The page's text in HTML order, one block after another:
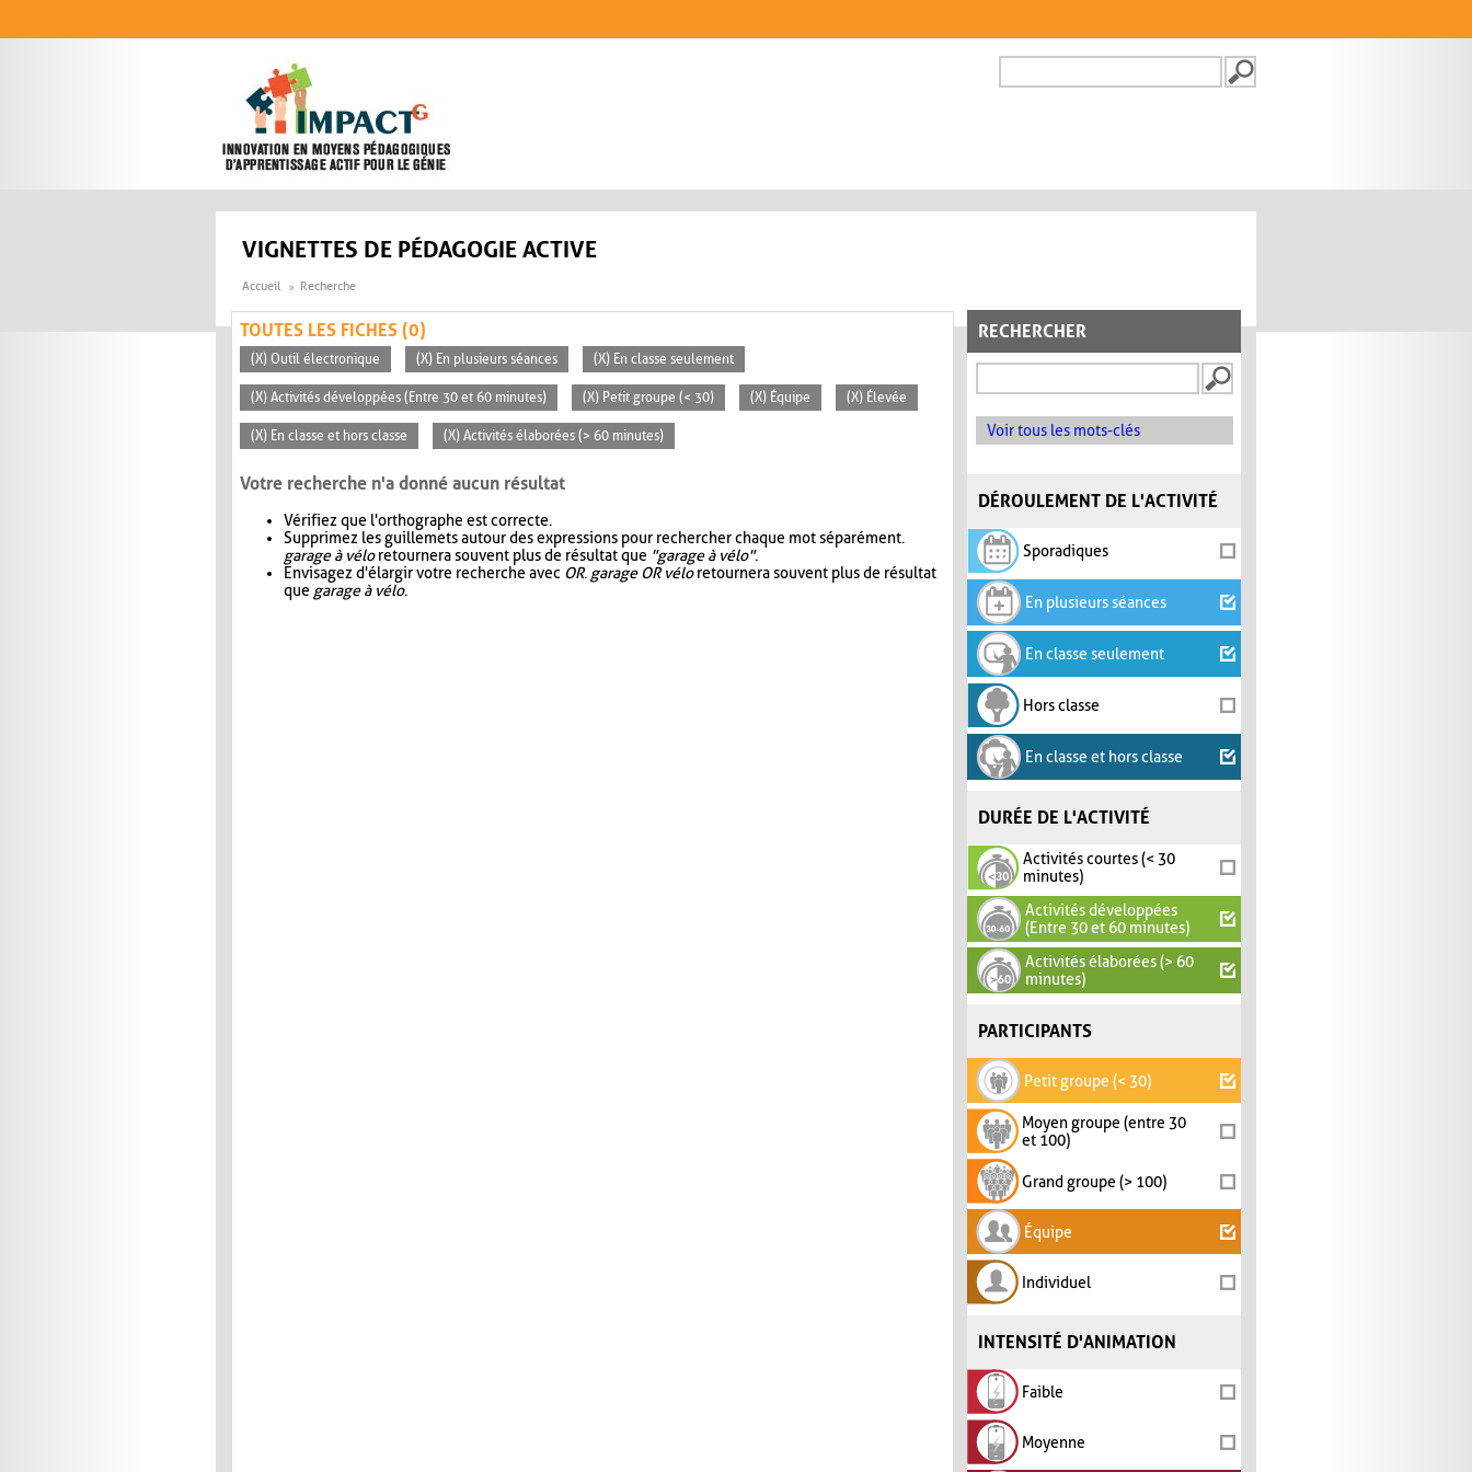
FORMULAIRE DE
VIGNETTES DE PÉDAGOGIE ACTIVE
Accueil Recherche
RECHERCHER
Voir tous les mots-clés
DÉROULEMENT DE L'ACTIVITÉ
Sporadiques
En plusieurs séances
En classe seulement
Hors classe
En classe et hors classe
DURÉE DE L'ACTIVITÉ
Activités courtes (< 30
minutes)
Activités développées
(Entre 30 et 60 minutes)
Activités élaborées (> 60
minutes)
PARTICIPANTS
Petit groupe (< 30)
Moyen groupe (entre 30
et 100)
Grand groupe (> 100)
Équipe
Individuel
INTENSITÉ D'ANIMATION
Faible
Moyenne
TOUTES LES FICHES (0)
(X) Outil électronique (X) En plusieurs séances (X) En classe seulement
(X) Activités développées (Entre 30 et 60 minutes) (X) Petit groupe (< 30) (X) Équipe (X) Élevée
(X) En classe et hors classe (X) Activités élaborées (> 60 minutes)
Votre recherche n'a donné aucun résultat
Vérifiez que l'orthographe est correcte.
Supprimez les guillemets autour des expressions pour rechercher chaque mot séparément.
garage à véloretournera souvent plus de résultat que "garage à vélo".
Envisagez d'élargir votre recherche avec OR. garage OR véloretournera souvent plus de résultat
que garage à vélo.